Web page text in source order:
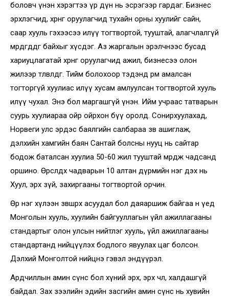
боловч үнэн хэрэгтээ үр дүн нь эсрэгээр гардаг. Бизнес
эрхлэгчид, хөрөнгө оруулагчид тухайн орны хуулийг сайн,
саар хууль гэхээсээ илүү тогтвортой, тууштай, алагчлалгүй
мөрдөгддөг байхыг хүсдэг. Аз жаргалын эрэлчнээс бусад
хариуцлагатай хөрөнгө оруулагчид ажил, бизнесээ олон
жилээр төлөвлөдөг. Тийм болохоор тэдэнд өрөм амалсан
тогторгүй хуулиас илүү хусам амлуулсан тогтвортой хууль
илүү чухал. Энэ бол маргашгүй үнэн. Ийм учраас татварын
суурь хуулиараа ойр ойрхон бүү оролд. Сонирхуулахад,
Норвеги улс эрдэс баялгийн салбараа зөв ашиглаж,
дэлхийн хамгийн баян Сантай болсны нууц нь сайтар
бодож баталсан хуулиа 50-60 жил тууштай мөрдөж чадсанд
оршино. Өрөслдөх чадварын 10 алтан дүрмийн нэг дэх нь
Хуул, эрх зүй, захиргааны тогтвортой орчин.
Өөр нэг хүлээн зөвшөөрөх асуудал бол даяаршиж байгаа өнөө үед
Монголын хууль, хуулийн байгууллагын үйл ажиллагааны
стандартыг олон улсын нийтлэг хууль, үйл ажиллагааны
стандартанд нийцүүлэх бодлого явуулах цаг болсон.
Дэлхий Монголтой нийцнэ гэвэл эндүүрэл.
Ардчиллын амин сүнс бол хүний эрх, эрх чөлөө, халдашгүй
байдал. Зах зээлийн эдийн засгийн амин сүнс нь хувийн